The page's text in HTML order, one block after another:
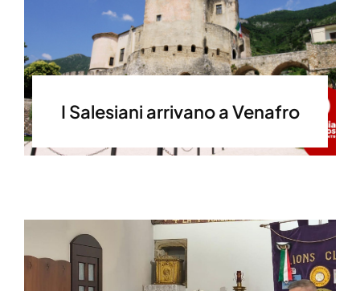
I Salesiani arrivano a Venafro